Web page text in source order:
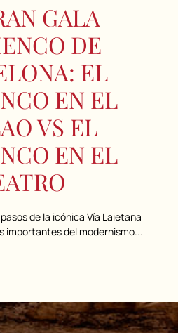
GALA
DE
EL
EN EL
VS EL
EN EL
de la icónica Vía Laietana
importantes del modernismo...